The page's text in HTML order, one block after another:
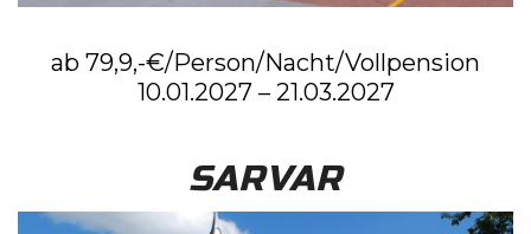
ab 79,9,-€/Person/Nacht/Vollpension
10.01.2027 – 21.03.2027
SARVAR